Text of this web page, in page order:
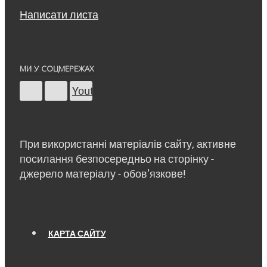
Написати листа
МИ У СОЦМЕРЕЖАХ
Youtube
При використанні матеріалів сайту, активне
посилання безпосередньо на сторінку -
джерело матеріалу - обов’язкове!
КАРТА САЙТУ